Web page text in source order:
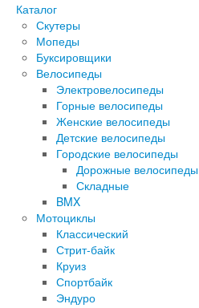
Каталог
Скутеры
Мопеды
Буксировщики
Велосипеды
Электровелосипеды
Горные велосипеды
Женские велосипеды
Детские велосипеды
Городские велосипеды
Дорожные велосипеды
Складные
BMX
Мотоциклы
Классический
Стрит-байк
Круиз
Спортбайк
Эндуро